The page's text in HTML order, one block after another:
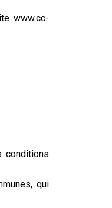
www.cc-
conditions
qui